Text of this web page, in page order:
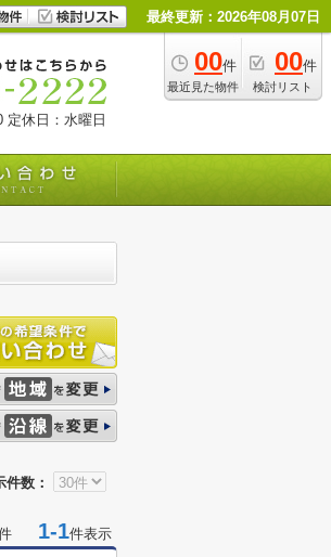
最終更新：2026年08月07日
00件
最近見た物件
00件
検討リスト
定休日：水曜日
件数：
1-1件表示